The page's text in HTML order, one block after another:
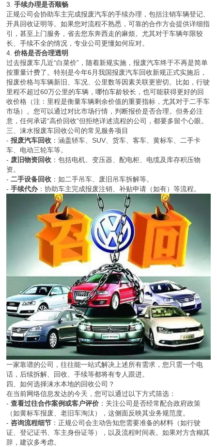
3.手续办理是否顺畅
正规公司会协助车主完成报废汽车的手续办理，包括注销车辆登记、
开具回收证明等。如果您对流程不熟悉，可靠的合作方会提供详细指
引，甚至上门服务，省去您东奔西走的麻烦。尤其对于车辆年限较
长、手续不全的情况，专业公司更懂如何应对。
4.价格是否合理透明
过去报废车几近“白菜价”，随着新规实施，报废汽车终于不再是简单
按重量计费了。特别是今年6月我国报废汽车回收新规正式实施后，
报废价格与车辆新旧、车况、公里数等因素关联更密切。比如，行驶
里程不超过60万公里的车辆，哪怕车龄较长，也可能获得更好的回
收价格（注：里程是衡量车辆剩余价值的重要指标，尤其对于二手车
市场）。您可以通过对比市场行情，判断报价是否合理。但务必注
意，任何承诺“高价回收”但拒绝详述流程的公司，都要多留个心眼。
三、涞水报废车回收公司的常见服务项目
-报废汽车回收 ：涵盖轿车、SUV、货车、客车、黄标车、二手卡
车、电动三轮车等。
- 废旧物资回收 ：包括电机、变压器、配电柜、电缆及库存积压物
资。
-二手设备回收 ：如二手吊车、废旧吊车拆解等。
-手续代办：协助车主完成报废注销、补贴申请（如有）等流程。
一家靠谱的公司，往往能一站式解决上述所有需求，您只需一个电
话，后续拆解、回收、手续等都将有专人跟进。
四、如何选择涞水本地的回收公司？
在当前网络信息发达的今天，您可以通过以下方式筛选：
-查看过往合作案例或客户评价 ：关注公司是否经常配合政府政策
（如黄标车报废、老旧车淘汰），这侧面反映其业务规范度。
- 咨询流程细节 ：正规公司会主动告知您需要准备的材料（如行驶
证、登记证书、车主身份证等），以及流程时间表。如果对方含糊其
辞，建议多考虑。